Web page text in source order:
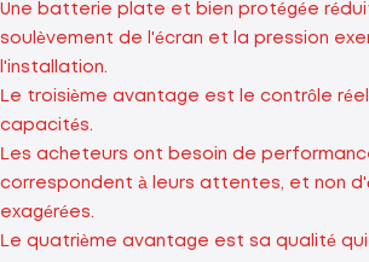
Une batterie plate et bien protégée
soulèvement de l'écran et la pression
l'installation.
Le troisième avantage est le contrôle
capacités.
Les acheteurs ont besoin de
correspondent à leurs attentes, et non
exagérées.
Le quatrième avantage est sa qualité